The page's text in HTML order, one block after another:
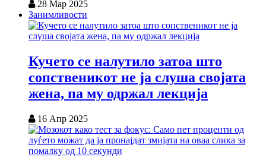
28 Мар 2025
Занимливости
Кучето се налутило затоа што
сопственикот не ја слуша својата
жена, па му одржал лекција
16 Апр 2025